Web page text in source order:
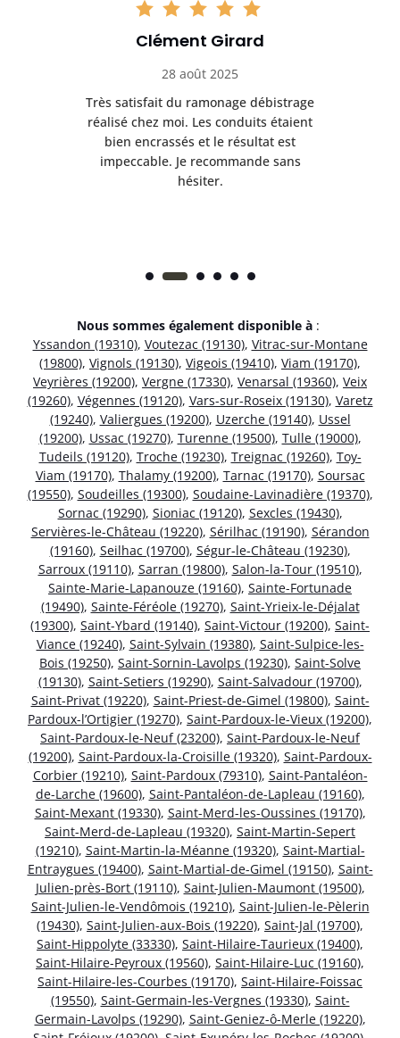
Clément Girard
28 août 2025
Très satisfait du ramonage débistrage
réalisé chez moi. Les conduits étaient
bien encrassés et le résultat est
impeccable. Je recommande sans
hésiter.
Nous sommes également disponible à :
Yssandon (19310), Voutezac (19130), Vitrac-sur-Montane
(19800), Vignols (19130), Vigeois (19410), Viam (19170),
Veyrières (19200), Vergne (17330), Venarsal (19360), Veix
(19260), Végennes (19120), Vars-sur-Roseix (19130), Varetz
(19240), Valiergues (19200), Uzerche (19140), Ussel
(19200), Ussac (19270), Turenne (19500), Tulle (19000),
Tudeils (19120), Troche (19230), Treignac (19260), Toy-
Viam (19170), Thalamy (19200), Tarnac (19170), Soursac
(19550), Soudeilles (19300), Soudaine-Lavinadière (19370),
Sornac (19290), Sioniac (19120), Sexcles (19430),
Servières-le-Château (19220), Sérilhac (19190), Sérandon
(19160), Seilhac (19700), Ségur-le-Château (19230),
Sarroux (19110), Sarran (19800), Salon-la-Tour (19510),
Sainte-Marie-Lapanouze (19160), Sainte-Fortunade
(19490), Sainte-Féréole (19270), Saint-Yrieix-le-Déjalat
(19300), Saint-Ybard (19140), Saint-Victour (19200), Saint-
Viance (19240), Saint-Sylvain (19380), Saint-Sulpice-les-
Bois (19250), Saint-Sornin-Lavolps (19230), Saint-Solve
(19130), Saint-Setiers (19290), Saint-Salvadour (19700),
Saint-Privat (19220), Saint-Priest-de-Gimel (19800), Saint-
Pardoux-l’Ortigier (19270), Saint-Pardoux-le-Vieux (19200),
Saint-Pardoux-le-Neuf (23200), Saint-Pardoux-le-Neuf
(19200), Saint-Pardoux-la-Croisille (19320), Saint-Pardoux-
Corbier (19210), Saint-Pardoux (79310), Saint-Pantaléon-
de-Larche (19600), Saint-Pantaléon-de-Lapleau (19160),
Saint-Mexant (19330), Saint-Merd-les-Oussines (19170),
Saint-Merd-de-Lapleau (19320), Saint-Martin-Sepert
(19210), Saint-Martin-la-Méanne (19320), Saint-Martial-
Entraygues (19400), Saint-Martial-de-Gimel (19150), Saint-
Julien-près-Bort (19110), Saint-Julien-Maumont (19500),
Saint-Julien-le-Vendômois (19210), Saint-Julien-le-Pèlerin
(19430), Saint-Julien-aux-Bois (19220), Saint-Jal (19700),
Saint-Hippolyte (33330), Saint-Hilaire-Taurieux (19400),
Saint-Hilaire-Peyroux (19560), Saint-Hilaire-Luc (19160),
Saint-Hilaire-les-Courbes (19170), Saint-Hilaire-Foissac
(19550), Saint-Germain-les-Vergnes (19330), Saint-
Germain-Lavolps (19290), Saint-Geniez-ô-Merle (19220),